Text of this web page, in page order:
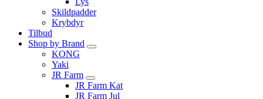
Skildpadder
Krybdyr
Tilbud
Shop by Brand
KONG
Yaki
JR Farm
JR Farm Kat
JR Farm Jul